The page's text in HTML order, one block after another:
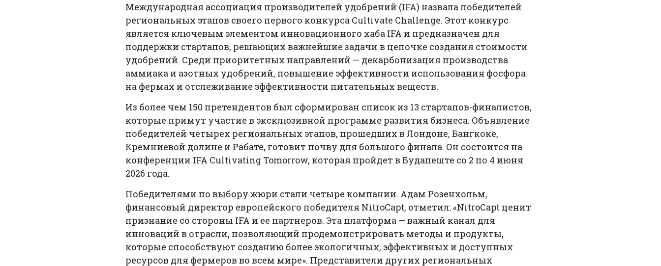
Международная ассоциация производителей удобрений (IFA) назвала победителей
региональных этапов своего первого конкурса Cultivate Challenge. Этот конкурс
является ключевым элементом инновационного хаба IFA и предназначен для
поддержки стартапов, решающих важнейшие задачи в цепочке создания стоимости
удобрений. Среди приоритетных направлений — декарбонизация производства
аммиака и азотных удобрений, повышение эффективности использования фосфора
на фермах и отслеживание эффективности питательных веществ.
Из более чем 150 претендентов был сформирован список из 13 стартапов-финалистов,
которые примут участие в эксклюзивной программе развития бизнеса. Объявление
победителей четырех региональных этапов, прошедших в Лондоне, Бангкоке,
Кремниевой долине и Рабате, готовит почву для большого финала. Он состоится на
конференции IFA Cultivating Tomorrow, которая пройдет в Будапеште со 2 по 4 июня
2026 года.
Победителями по выбору жюри стали четыре компании. Адам Розенхольм,
финансовый директор европейского победителя NitroCapt, отметил: «NitroCapt ценит
признание со стороны IFA и ее партнеров. Эта платформа — важный канал для
инноваций в отрасли, позволяющий продемонстрировать методы и продукты,
которые способствуют созданию более экологичных, эффективных и доступных
ресурсов для фермеров во всем мире». Представители других региональных